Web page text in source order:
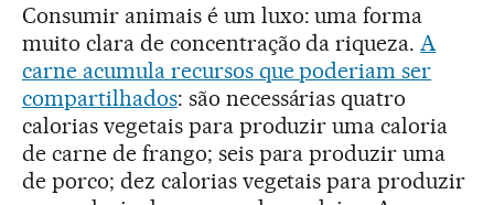
Consumir animais é um luxo: uma forma
muito clara de concentração da riqueza.A
carne acumula recursos que poderiam ser
compartilhados: são necessárias quatro
calorias vegetais para produzir uma caloria
de carne de frango; seis para produzir uma
de porco; dez calorias vegetais para produzir